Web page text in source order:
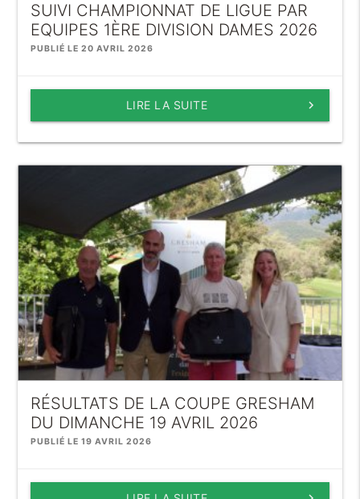
SUIVI CHAMPIONNAT DE LIGUE PAR
EQUIPES 1ÈRE DIVISION DAMES 2026
PUBLIÉ LE 20 AVRIL 2026
keyboard_arrow_right
LIRE LA SUITE
RÉSULTATS DE LA COUPE GRESHAM
DU DIMANCHE 19 AVRIL 2026
PUBLIÉ LE 19 AVRIL 2026